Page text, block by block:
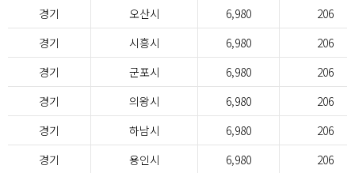
경기
오산시 6,980
206
경기
시흥시 6,980
206
경기
군포시 6,980
206
경기
의왕시 6,980
206
경기
하남시 6,980
206
경기
용인시 6,980
206